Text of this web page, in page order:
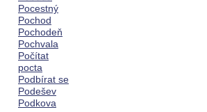
Pocestný
Pochod
Pochodeň
Pochvala
Počítat
pocta
Podbírat se
Podešev
Podkova